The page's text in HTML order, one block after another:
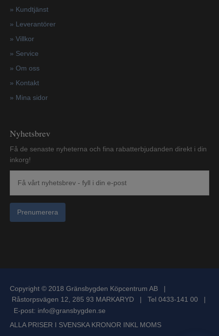
» Kundtjänst
» Leverantörer
» Villkor
» Service
» Om oss
» Kontakt
» Mina sidor
Nyhetsbrev
Få de senaste nyheterna och fina rabatterbjudanden direkt i din
inkorg!
Prenumerera
Copyright © 2018 Gränsbygden Köpcentrum AB |
Råstorpsvägen 12, 285 93 MARKARYD | Tel 0433-141 00 |
E-post: info@gransbygden.se
ALLA PRISER I SVENSKA KRONOR INKL MOMS